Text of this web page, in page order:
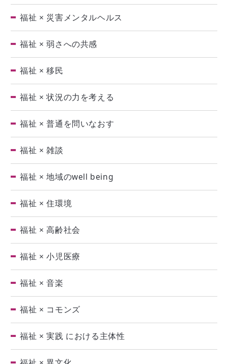
福祉 × 災害メンタルヘルス
福祉 × 弱さへの共感
福祉 × 移民
福祉 × 状況の力を考える
福祉 × 普通を問いなおす
福祉 × 雑談
福祉 × 地域のwell being
福祉 × 住環境
福祉 × 高齢社会
福祉 × 小児医療
福祉 × 音楽
福祉 × コモンズ
福祉 × 実践 における主体性